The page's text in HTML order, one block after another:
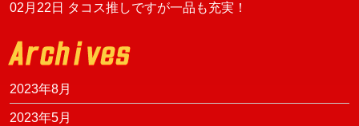
02月22日 タコス推しですが一品も充実！
2023年8月
2023年5月